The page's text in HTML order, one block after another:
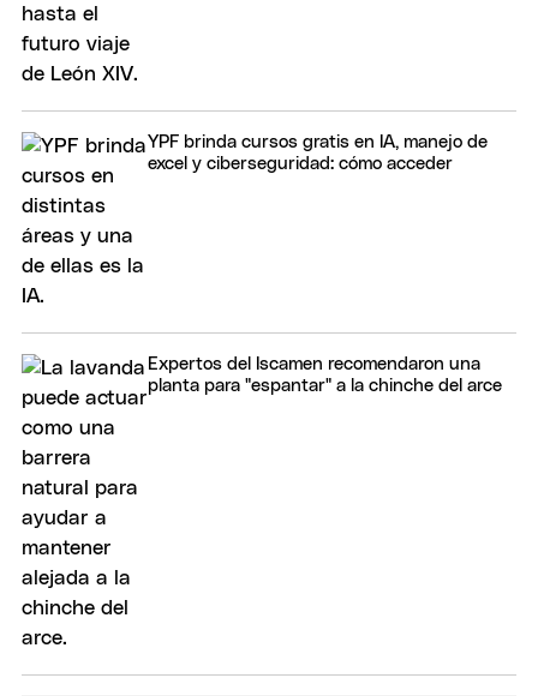
YPF brinda cursos gratis en IA, manejo de
excel y ciberseguridad: cómo acceder
Expertos del Iscamen recomendaron una
planta para "espantar" a la chinche del arce